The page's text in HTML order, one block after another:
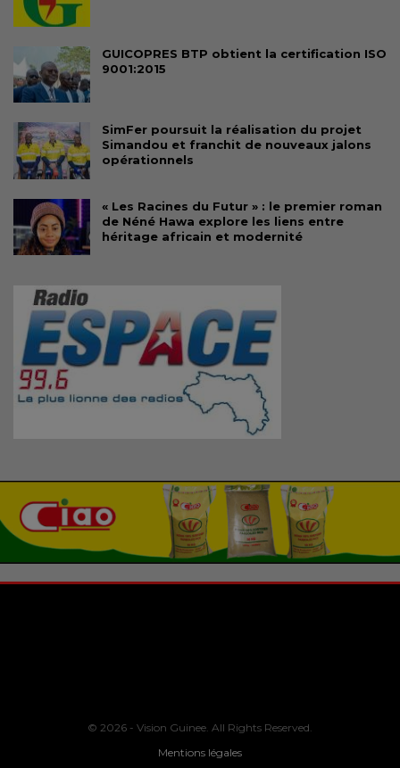
GUICOPRES BTP obtient la certification ISO
9001:2015
SimFer poursuit la réalisation du projet
Simandou et franchit de nouveaux jalons
opérationnels
« Les Racines du Futur » : le premier roman
de Néné Hawa explore les liens entre
héritage africain et modernité
© 2026 - Vision Guinee. All Rights Reserved.
Mentions légales